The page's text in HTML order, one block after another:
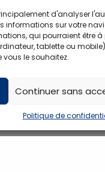
d'analyser
informations sur votre
qui pourraient être
tablette ou
le souhaitez.
Continuer sans
Politique de